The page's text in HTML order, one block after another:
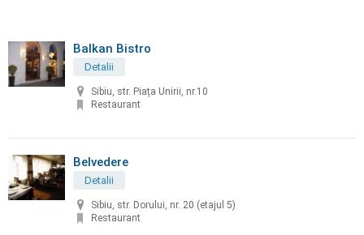
Balkan Bistro
Detalii
Sibiu, str. Piața Unirii, nr.10
Restaurant
Belvedere
Detalii
Sibiu, str. Dorului, nr. 20 (etajul 5)
Restaurant